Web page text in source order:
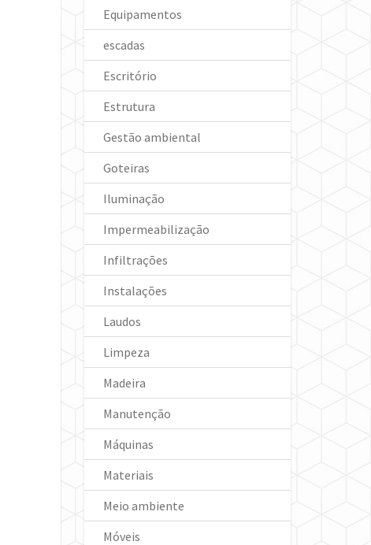
Equipamentos
escadas
Escritório
Estrutura
Gestão ambiental
Goteiras
Iluminação
Impermeabilização
Infiltrações
Instalações
Laudos
Limpeza
Madeira
Manutenção
Máquinas
Materiais
Meio ambiente
Móveis